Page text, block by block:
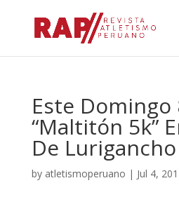
Este Domingo
“Maltitón 5k”
De Lurigancho
by atletismoperuano | Jul 4,